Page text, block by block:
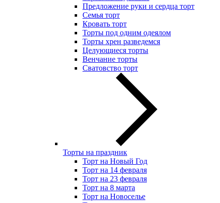
Предложение руки и сердца торт
Семья торт
Кровать торт
Торты под одним одеялом
Торты хрен разведемся
Целующиеся торты
Венчание торты
Сватовство торт
Торты на праздник
Торт на Новый Год
Торт на 14 февраля
Торт на 23 февраля
Торт на 8 марта
Торт на Новоселье